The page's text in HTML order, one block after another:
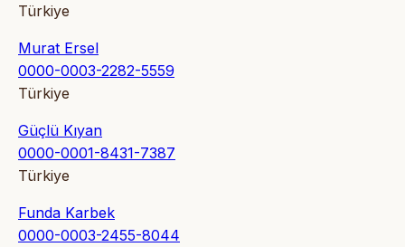
Türkiye
Murat Ersel
0000-0003-2282-5559
Türkiye
Güçlü Kıyan
0000-0001-8431-7387
Türkiye
Funda Karbek
0000-0003-2455-8044